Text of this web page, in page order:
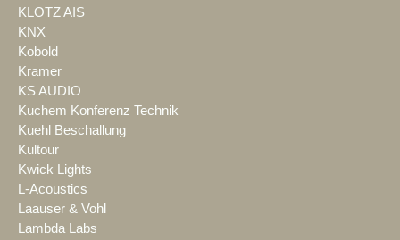
KLOTZ AIS
KNX
Kobold
Kramer
KS AUDIO
Kuchem Konferenz Technik
Kuehl Beschallung
Kultour
Kwick Lights
L-Acoustics
Laauser & Vohl
Lambda Labs